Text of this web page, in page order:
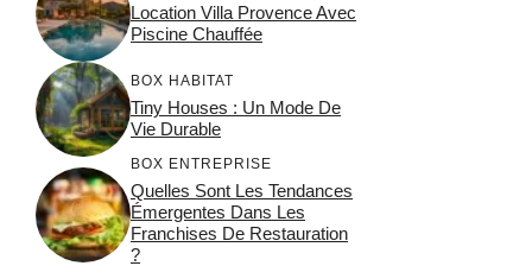
Location Villa Provence Avec
Piscine Chauffée
BOX HABITAT
Tiny Houses : Un Mode De
Vie Durable
BOX ENTREPRISE
Quelles Sont Les Tendances
Émergentes Dans Les
Franchises De Restauration
?